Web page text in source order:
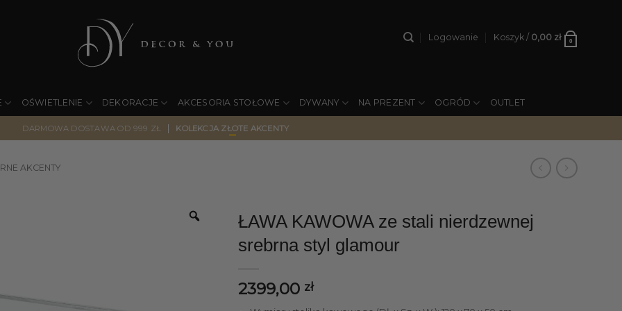
Logowanie Koszyk / 0,00 zł 0
OŚWIETLENIE DEKORACJE AKCESORIA STOŁOWE DYWANY NA PREZENT OGRÓD OUTLET
DARMOWA DOSTAWA OD 999 ZŁ | KOLEKCJA ZŁOTE AKCENTY
AKCENTY
ŁAWA KAWOWA ze stali nierdzewnej
srebrna styl glamour
2399,00 zł